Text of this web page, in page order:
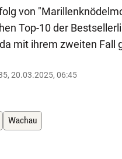
von
Top-10 der
mit ihrem zweiten Fall
20.03.2025, 06:45
Wachau